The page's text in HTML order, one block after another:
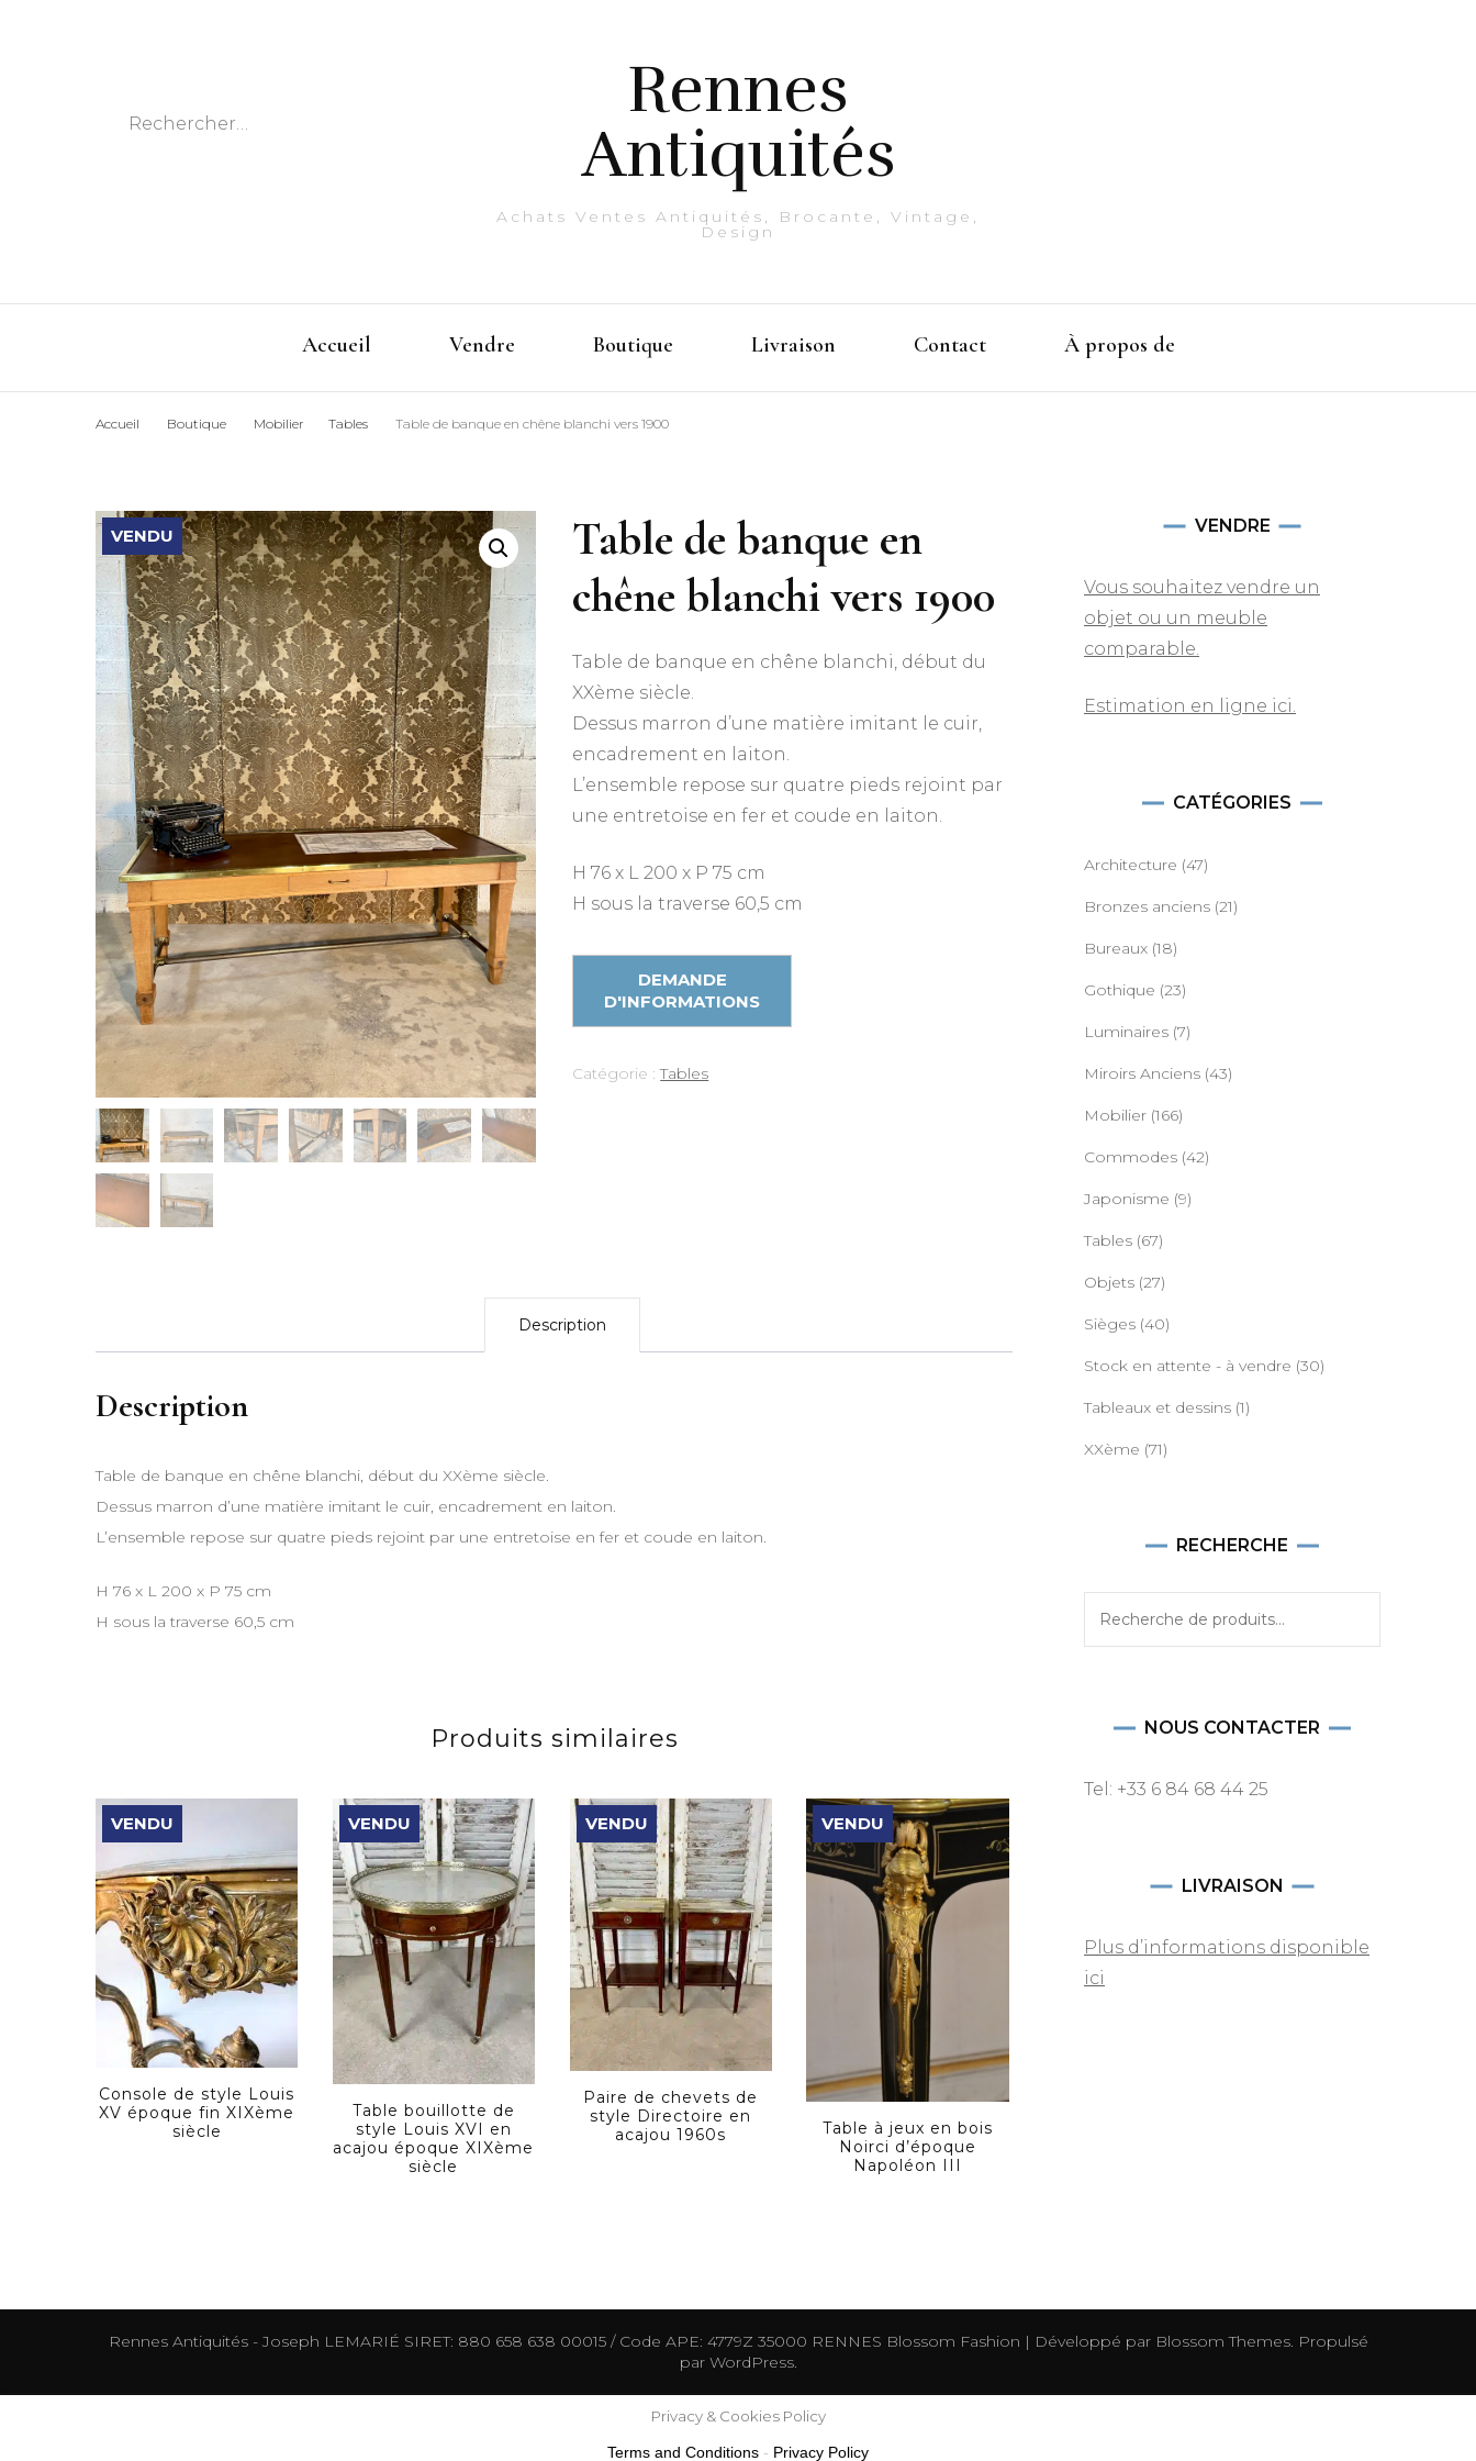
Rechercher :
Rennes
Antiquités
Achats Ventes Antiquités, Brocante, Vintage,
Design
Accueil Vendre Boutique Livraison Contact À propos de
Accueil Boutique Mobilier Tables Table de banque en chêne blanchi vers 1900
VENDU
Table de banque en
chêne blanchi vers 1900
Table de banque en chêne blanchi, début du
XXème siècle.
Dessus marron d’une matière imitant le cuir,
encadrement en laiton.
L’ensemble repose sur quatre pieds rejoint par
une entretoise en fer et coude en laiton.
H 76 x L 200 x P 75 cm
H sous la traverse 60,5 cm
Catégorie :Tables
Description
Description
Table de banque en chêne blanchi, début du XXème siècle.
Dessus marron d’une matière imitant le cuir, encadrement en laiton.
L’ensemble repose sur quatre pieds rejoint par une entretoise en fer et coude en laiton.
H 76 x L 200 x P 75 cm
H sous la traverse 60,5 cm
Produits similaires
VENDU
Console de style Louis
XV époque fin XIXème
siècle
VENDU
Table bouillotte de
style Louis XVI en
acajou époque XIXème
siècle
VENDU
Paire de chevets de
style Directoire en
acajou 1960s
VENDU
Table à jeux en bois
Noirci d’époque
Napoléon III
VENDRE
Vous souhaitez vendre un
objet ou un meuble
comparable.
Estimation en ligne ici.
CATÉGORIES
Architecture (47)
Bronzes anciens (21)
Bureaux (18)
Gothique (23)
Luminaires (7)
Miroirs Anciens (43)
Mobilier (166)
Commodes (42)
Japonisme (9)
Tables (67)
Objets (27)
Sièges (40)
Stock en attente - à vendre (30)
Tableaux et dessins (1)
XXème (71)
RECHERCHE
NOUS CONTACTER
Tel: +33 6 84 68 44 25
LIVRAISON
Plus d’informations disponible
ici
Rennes Antiquités - Joseph LEMARIÉ SIRET: 880 658 638 00015 / Code APE: 4779Z 35000 RENNES Blossom Fashion | Développé parBlossom Themes. Propulsé
par WordPress.
Privacy & Cookies Policy
Terms and Conditions - Privacy Policy